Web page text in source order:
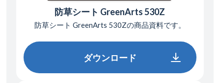
防草シート GreenArts 530Z
防草シート GreenArts 530Zの商品資料です。
ダウンロード
ダウンロード